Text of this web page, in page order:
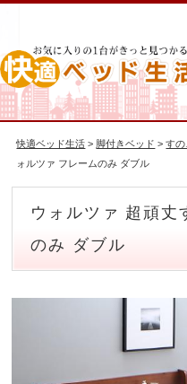
快適ベッド生活 > 脚付きベッド >すの
ォルツァ フレームのみ ダブル
ウォルツァ 超頑丈
のみ ダブル